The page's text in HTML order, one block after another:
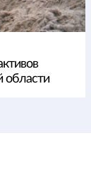
области